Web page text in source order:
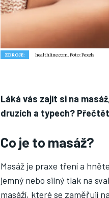
ZDROJE: healthline.com, Foto: Pexels
Láká vás zajít si na
druzích a typech?
Co je to masáž?
Masáž je praxe tření a
jemný nebo silný tlak na
masáží, které se zaměřují